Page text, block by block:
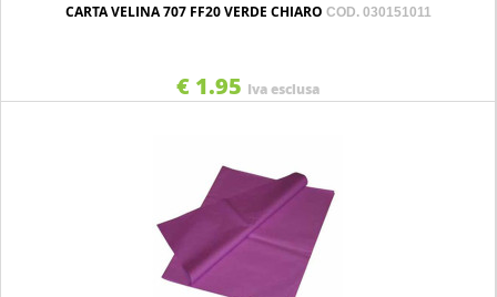
CARTA VELINA 707 FF20 VERDE CHIARO COD. 030151011
€ 1.95 Iva esclusa